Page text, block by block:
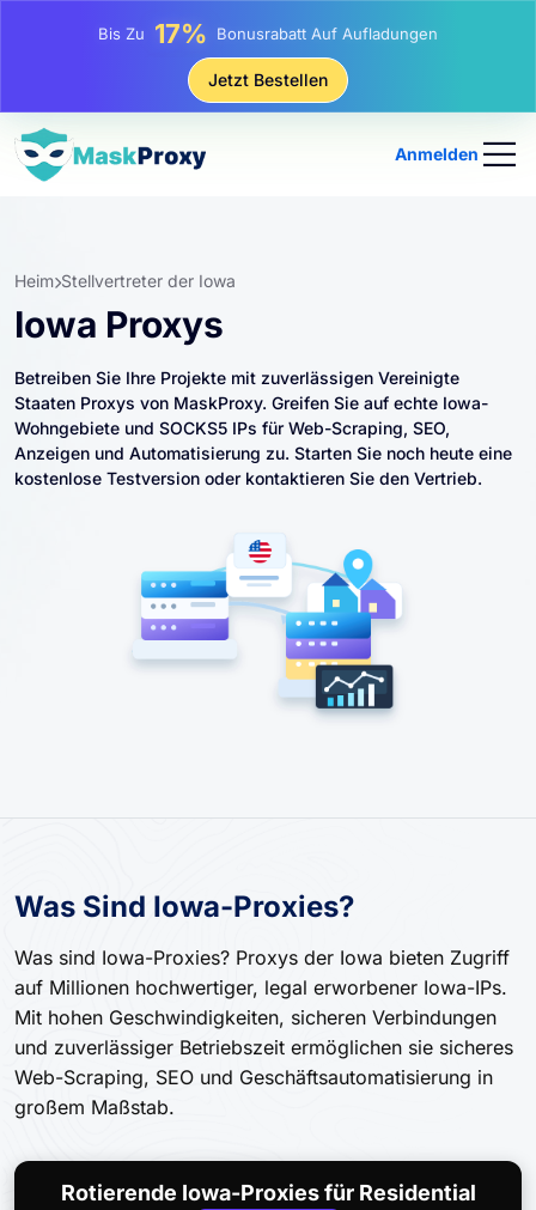
Bis Zu 25% Rabatt Auf Statische IP-Käufe
81% Rabatt Auf Rotierende IP Einkäufe
Jetzt Bestellen
Anmelden
Heim Stellvertreter der Iowa
Iowa Proxys
Betreiben Sie Ihre Projekte mit zuverlässigen Vereinigte
Staaten Proxys von MaskProxy. Greifen Sie auf echte Iowa-
Wohngebiete und SOCKS5 IPs für Web-Scraping, SEO,
Anzeigen und Automatisierung zu. Starten Sie noch heute eine
kostenlose Testversion oder kontaktieren Sie den Vertrieb.
Was Sind Iowa-Proxies?
Was sind Iowa-Proxies? Proxys der Iowa bieten Zugriff
auf Millionen hochwertiger, legal erworbener Iowa-IPs.
Mit hohen Geschwindigkeiten, sicheren Verbindungen
und zuverlässiger Betriebszeit ermöglichen sie sicheres
Web-Scraping, SEO und Geschäftsautomatisierung in
großem Maßstab.
Rotierende Iowa-Proxies für Residential